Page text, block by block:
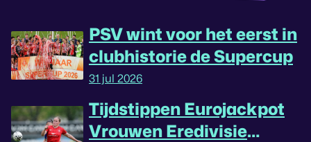
PSV wint voor het eerst in
clubhistorie de Supercup
31 jul 2026
Tijdstippen Eurojackpot
Vrouwen Eredivisie